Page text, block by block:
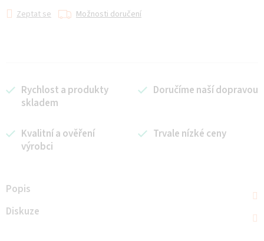
Zeptat se Možnosti doručení
Rychlost a produkty
skladem
Doručíme naší dopravou
Kvalitní a ověření
výrobci
Trvale nízké ceny
Popis
Diskuze